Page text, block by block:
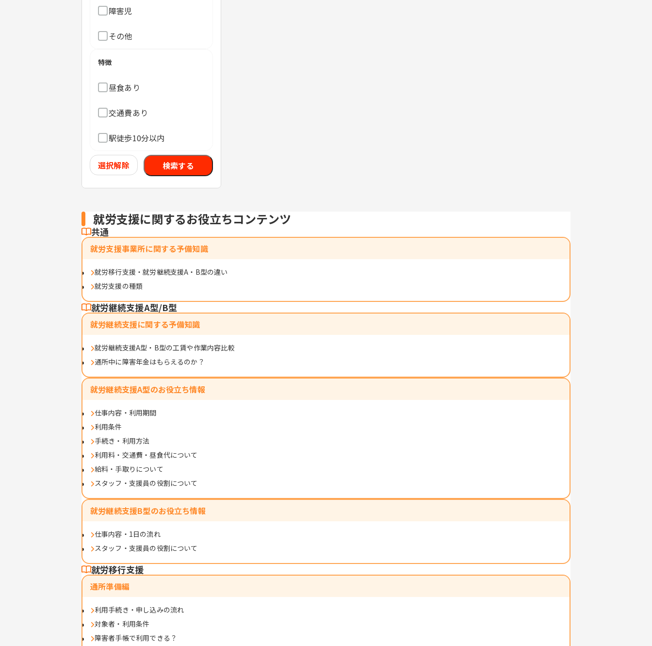
障害児
その他
特徴
昼食あり
交通費あり
駅徒歩10分以内
選択解除 検索する
就労支援に関するお役立ちコンテンツ
共通
就労支援事業所に関する予備知識
就労移行支援・就労継続支援A・B型の違い
就労支援の種類
就労継続支援A型/B型
就労継続支援に関する予備知識
就労継続支援A型・B型の工賃や作業内容比較
通所中に障害年金はもらえるのか？
就労継続支援A型のお役立ち情報
仕事内容・利用期間
利用条件
手続き・利用方法
利用料・交通費・昼食代について
給料・手取りについて
スタッフ・支援員の役割について
就労継続支援B型のお役立ち情報
仕事内容・1日の流れ
スタッフ・支援員の役割について
就労移行支援
通所準備編
利用手続き・申し込みの流れ
対象者・利用条件
障害者手帳で利用できる？